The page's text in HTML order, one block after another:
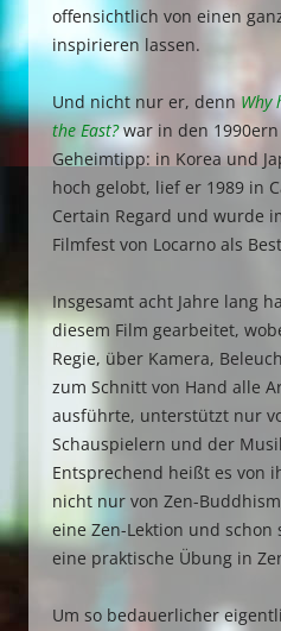
offensichtlich von einen
inspirieren lassen.
Und nicht nur er, denn Why
the East?war in den
Geheimtipp: in Korea und
hoch gelobt, lief er 1989 in
Certain Regard und wurde
Filmfest von Locarno als
Insgesamt acht Jahre lang
diesem Film gearbeitet,
Regie, über Kamera,
zum Schnitt von Hand alle
ausführte, unterstützt nur
Schauspielern und der
Entsprechend heißt es von
nicht nur von Zen-
eine Zen-Lektion und schon
eine praktische Übung in
Um so bedauerlicher